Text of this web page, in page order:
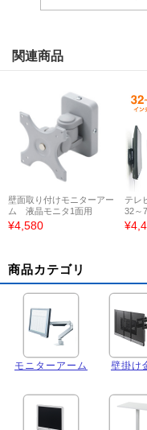
関連商品
壁面取り付けモニターアー
ム 液晶モニタ1面用
¥4,580
テレ
32～
商品カテゴリ
モニターアーム 壁掛け